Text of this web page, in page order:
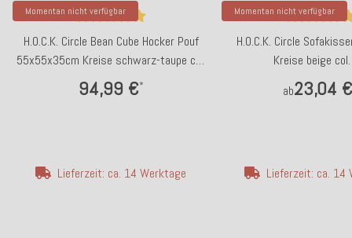
Momentan nicht verfügbar
H.O.C.K. Circle Bean Cube Hocker Pouf
55x55x35cm Kreise schwarz-taupe col.
24
94,99 €*
Lieferzeit: ca. 14 Werktage
Momentan nicht verfügbar
H.O.C.K. Circle
Kreise beige
ab23,04 €
Lieferzeit: ca. 14